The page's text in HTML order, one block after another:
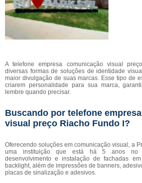
A telefone empresa comunicação visual
diversas formas de soluções de identidade
maior divulgação de suas marcas. Esse tipo de
criarem personalidade para sua marca,
lembre quando precisar.
Buscando por telefone
visual preço Riacho Fundo I?
Oferecendo soluções em comunicação visual, a
uma instituição que está há 5 anos no
desenvolvimento e instalação de fachadas
backlight, além de impressões de banners,
placas de sinalização e adesivos.